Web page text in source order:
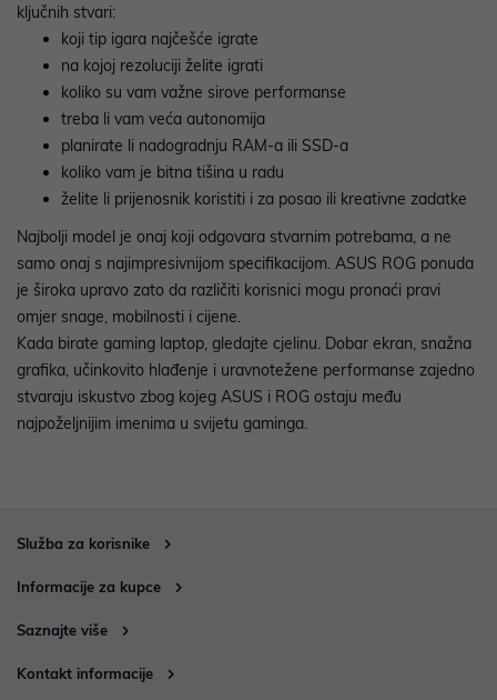
ključnih stvari:
koji tip igara najčešće igrate
na kojoj rezoluciji želite igrati
koliko su vam važne sirove performanse
treba li vam veća autonomija
planirate li nadogradnju RAM-a ili SSD-a
koliko vam je bitna tišina u radu
želite li prijenosnik koristiti i za posao ili kreativne zadatke
Najbolji model je onaj koji odgovara stvarnim potrebama, a ne
samo onaj s najimpresivnijom specifikacijom. ASUS ROG ponuda
je široka upravo zato da različiti korisnici mogu pronaći pravi
omjer snage, mobilnosti i cijene.
Kada birate gaming laptop, gledajte cjelinu. Dobar ekran, snažna
grafika, učinkovito hlađenje i uravnotežene performanse zajedno
stvaraju iskustvo zbog kojeg ASUS i ROG ostaju među
najpoželjnijim imenima u svijetu gaminga.
Služba za korisnike
Informacije za kupce
Saznajte više
Kontakt informacije